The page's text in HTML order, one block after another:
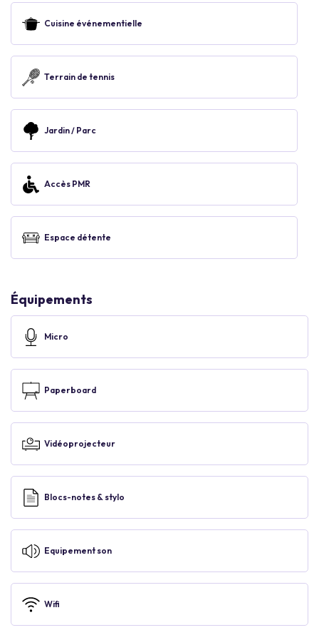
Cuisine événementielle
Terrain de tennis
Jardin / Parc
Accès PMR
Espace détente
Équipements
Micro
Paperboard
Vidéoprojecteur
Blocs-notes & stylo
Equipement son
Wifi